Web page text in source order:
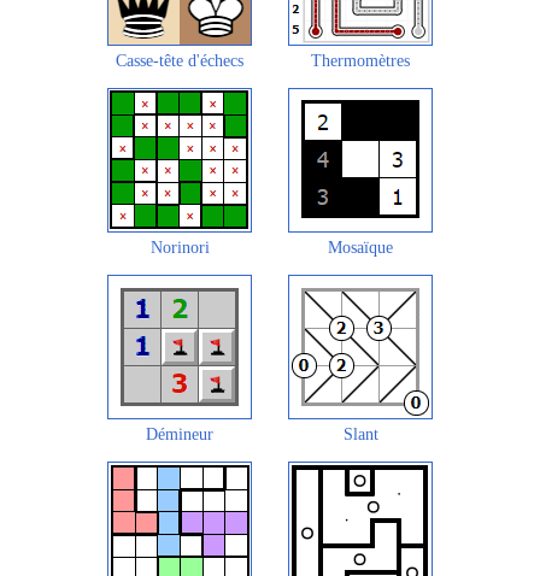
Casse-tête d'échecs Thermomètres
Norinori Mosaïque
Démineur Slant